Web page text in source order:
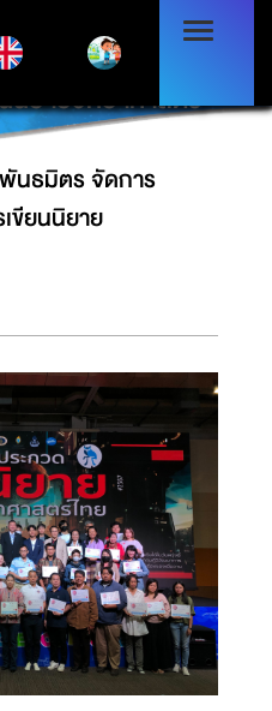
นธมิตร จัดการ “อบรม
ยายวิทยาศาสตร์”
นธมิตร จัดการ
ขียนนิยาย